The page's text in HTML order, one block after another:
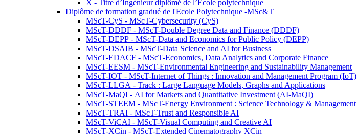
X - Titre d’Ingénieur diplômé de l’École polytechnique
Diplôme de formation gradué de l'Ecole Polytechnique -MSc&T
MScT-CyS - MScT-Cybersecurity (CyS)
MScT-DDDF - MScT-Double Degree Data and Finance (DDDF)
MScT-DEPP - MScT-Data and Economics for Public Policy (DEPP)
MScT-DSAIB - MScT-Data Science and AI for Business
MScT-EDACF - MScT-Economics, Data Analytics and Corporate Finance
MScT-EESM - MScT-Environmental Engineering and Sustainability Management
MScT-IOT - MScT-Internet of Things : Innovation and Management Program (IoT)
MScT-LLGA - Track : Large Language Models, Graphs and Applications
MScT-MaQI - AI for Markets and Quantitative Investment (AI-MaQI)
MScT-STEEM - MScT-Energy Environment : Science Technology & Management
MScT-TRAI - MScT-Trust and Responsible AI
MScT-ViCAI - MScT-Visual Computing and Creative AI
MScT-XCin - MScT-Extended Cinematography XCin